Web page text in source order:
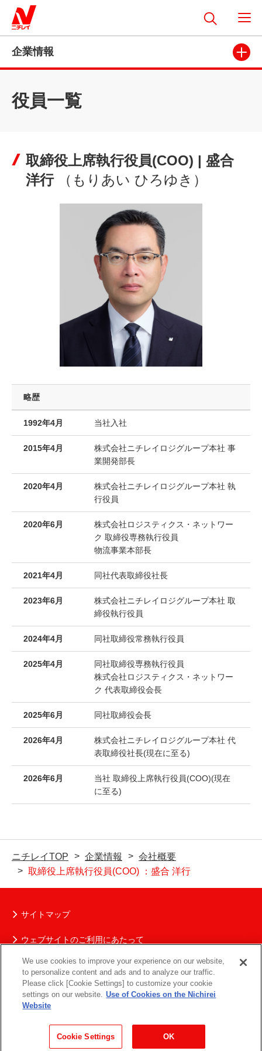
企業情報
役員一覧
取締役上席執行役員(COO) | 盛合
洋行
（もりあい ひろゆき）
略歴
1992年4月 当社入社
2015年4月
株式会社ニチレイロジグループ本社 事
業開発部長
2020年4月
株式会社ニチレイロジグループ本社 執
行役員
2020年6月
株式会社ロジスティクス・ネットワー
ク 取締役専務執行役員
物流事業本部長
2021年4月 同社代表取締役社長
2023年6月
株式会社ニチレイロジグループ本社 取
締役執行役員
2024年4月 同社取締役常務執行役員
2025年4月
同社取締役専務執行役員
株式会社ロジスティクス・ネットワー
ク 代表取締役会長
2025年6月 同社取締役会長
2026年4月
株式会社ニチレイロジグループ本社 代
表取締役社長(現在に至る)
2026年6月
当社 取締役上席執行役員(COO)(現在
に至る)
ニチレイTOP 企業情報
会社概要
取締役上席執行役員(COO) ：盛合 洋行
サイトマップ
ウェブサイトのご利用にあたって
ニチレイグループの個人情報保護について
ソーシャルメディアポリシー
Copyright (C) NICHIREI CORPORATION. All rights reserved.
We use cookies to improve your experience on our website,
to personalize content and ads and to analyze our traffic.
Please click [Cookie Settings] to customize your cookie
settings on our website. Use of Cookies on the Nichirei
Website
Cookie Settings OK